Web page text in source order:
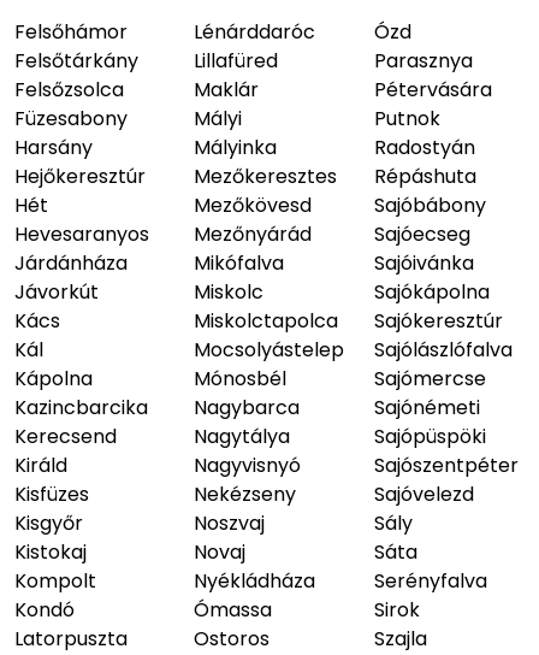
Felsőhámor
Felsőtárkány
Felsőzsolca
Füzesabony
Harsány
Hejőkeresztúr
Hét
Hevesaranyos
Járdánháza
Jávorkút
Kács
Kál
Kápolna
Kazincbarcika
Kerecsend
Királd
Kisfüzes
Kisgyőr
Kistokaj
Kompolt
Kondó
Latorpuszta
Lénárddaróc
Lillafüred
Maklár
Mályi
Mályinka
Mezőkeresztes
Mezőkövesd
Mezőnyárád
Mikófalva
Miskolc
Miskolctapolca
Mocsolyástelep
Mónosbél
Nagybarca
Nagytálya
Nagyvisnyó
Nekézseny
Noszvaj
Novaj
Nyékládháza
Ómassa
Ostoros
Ózd
Parasznya
Pétervására
Putnok
Radostyán
Répáshuta
Sajóbábony
Sajóecseg
Sajóivánka
Sajókápolna
Sajókeresztúr
Sajólászlófalva
Sajómercse
Sajónémeti
Sajópüspöki
Sajószentpéter
Sajóvelezd
Sály
Sáta
Serényfalva
Sirok
Szajla